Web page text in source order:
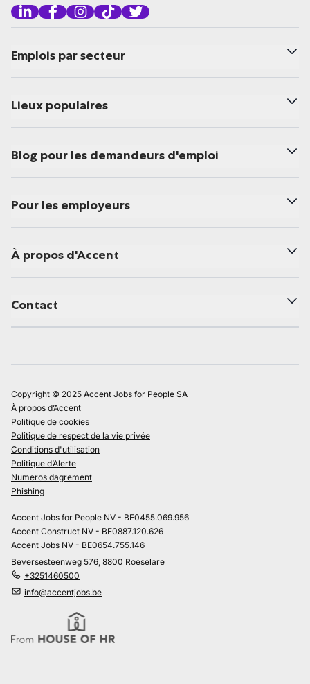
Emplois par secteur
Lieux populaires
Blog pour les demandeurs d'emploi
Pour les employeurs
À propos d'Accent
Contact
Copyright © 2025 Accent Jobs for People SA
À propos d’Accent
Politique de cookies
Politique de respect de la vie privée
Conditions d'utilisation
Politique d’Alerte
Numeros dagrement
Phishing
Accent Jobs for People NV - BE0455.069.956
Accent Construct NV - BE0887.120.626
Accent Jobs NV - BE0654.755.146
Beversesteenweg 576, 8800 Roeselare
+3251460500
info@accentjobs.be